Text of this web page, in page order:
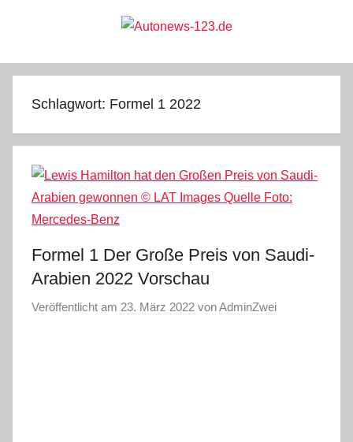
Autonews-
123.de
Schlagwort: Formel 1 2022
Formel 1 Der Große Preis von Saudi-
Arabien 2022 Vorschau
Veröffentlicht am 23. März 2022 vonAdminZwei